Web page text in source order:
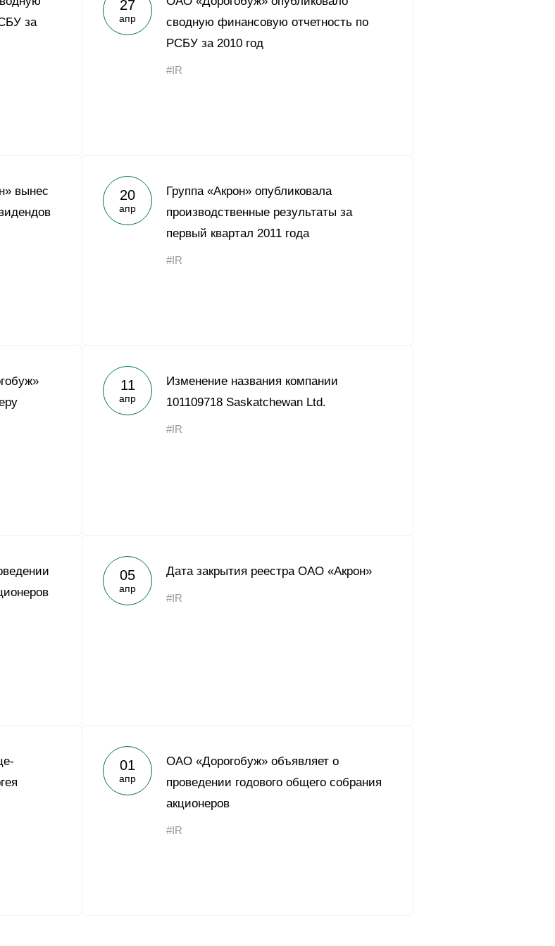
Yong Sheng Feng
Acron Argentina S.R.L
Acron Brasil Ltda.
за
27
апр
сводную финансовую отчетность по
РСБУ за 2010 год
#IR
вынес
20
апр
Группа «Акрон» опубликовала
производственные результаты за
первый квартал 2011 года
#IR
11
апр
Изменение названия компании
101109718 Saskatchewan Ltd.
#IR
05
апр
Дата закрытия реестра ОАО «Акрон»
#IR
01
апр
ОАО «Дорогобуж» объявляет о
проведении годового общего собрания
акционеров
#IR